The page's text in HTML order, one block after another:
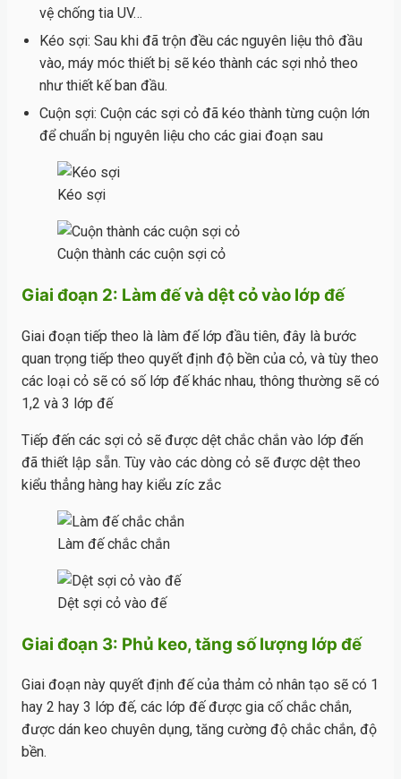
vệ chống tia UV…
Kéo sợi: Sau khi đã trộn đều các nguyên liệu thô đầu
vào, máy móc thiết bị sẽ kéo thành các sợi nhỏ theo
như thiết kế ban đầu.
Cuộn sợi: Cuộn các sợi cỏ đã kéo thành từng cuộn lớn
để chuẩn bị nguyên liệu cho các giai đoạn sau
Kéo sợi
Cuộn thành các cuộn sợi cỏ
Giai đoạn 2: Làm đế và dệt cỏ vào lớp đế
Giai đoạn tiếp theo là làm đế lớp đầu tiên, đây là bước
quan trọng tiếp theo quyết định độ bền của cỏ, và tùy theo
các loại cỏ sẽ có số lớp đế khác nhau, thông thường sẽ có
1,2 và 3 lớp đế
Tiếp đến các sợi cỏ sẽ được dệt chắc chắn vào lớp đến
đã thiết lập sẵn. Tùy vào các dòng cỏ sẽ được dệt theo
kiểu thẳng hàng hay kiểu zíc zắc
Làm đế chắc chắn
Dệt sợi cỏ vào đế
Giai đoạn 3: Phủ keo, tăng số lượng lớp đế
Giai đoạn này quyết định đế của thảm cỏ nhân tạo sẽ có 1
hay 2 hay 3 lớp đế, các lớp đế được gia cố chắc chắn,
được dán keo chuyên dụng, tăng cường độ chắc chắn, độ
bền.